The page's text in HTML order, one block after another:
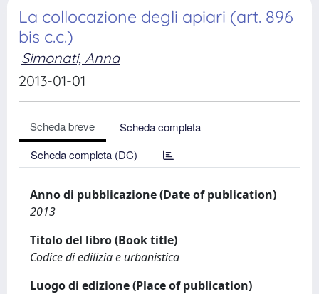
La collocazione degli apiari (art. 896
bis c.c.)
Simonati, Anna
2013-01-01
Scheda breve
Scheda completa
Scheda completa (DC)
Anno di pubblicazione (Date of publication)
2013
Titolo del libro (Book title)
Codice di edilizia e urbanistica
Luogo di edizione (Place of publication)